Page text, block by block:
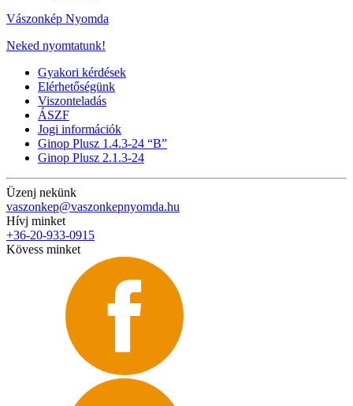
Vászonkép Nyomda
Neked nyomtatunk!
Gyakori kérdések
Elérhetőségünk
Viszonteladás
ÁSZF
Jogi információk
Ginop Plusz 1.4.3-24 “B”
Ginop Plusz 2.1.3-24
Üzenj nekünk
vaszonkep@vaszonkepnyomda.hu
Hívj minket
+36-20-933-0915
Kövess minket